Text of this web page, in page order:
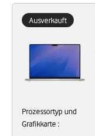
Ausverkauft
Prozessortyp und
Grafikkarte :